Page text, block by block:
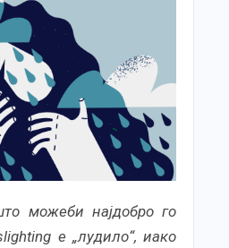
можеби најдобро го
е „лудило“, иако